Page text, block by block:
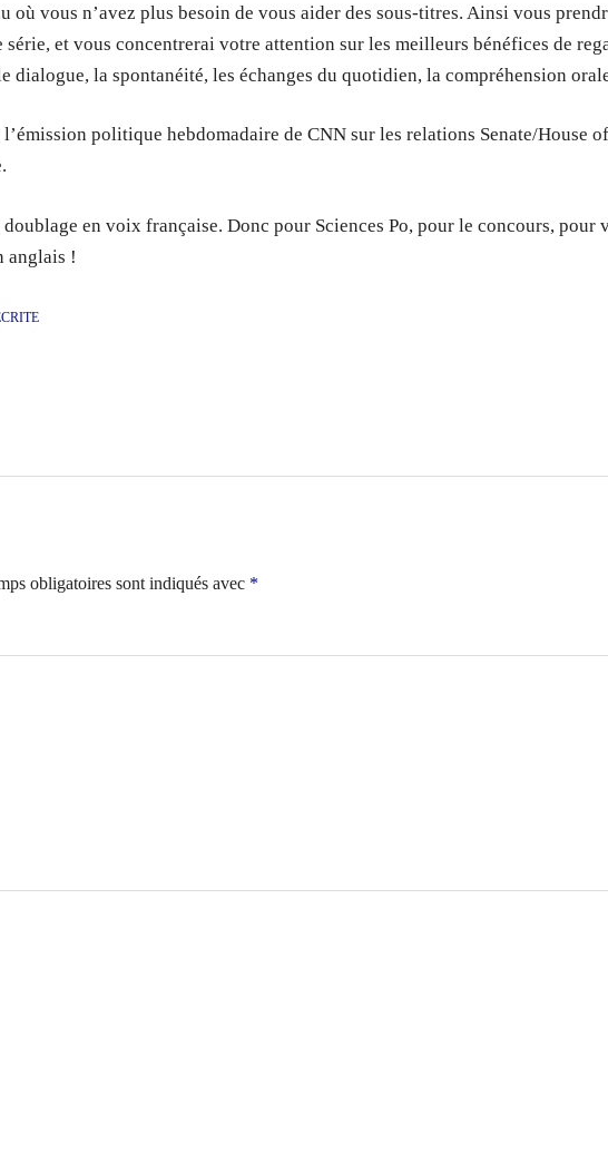
où vous n’avez plus besoin de vous aider des sous-titres. Ainsi vous
et vous concentrerai votre attention sur les meilleurs bénéfices de
dialogue, la spontanéité, les échanges du quotidien, la compréhension
politique hebdomadaire de CNN sur les relations Senate/House of
en voix française. Donc pour Sciences Po, pour le concours, pour
anglais !
obligatoires sont indiqués avec *